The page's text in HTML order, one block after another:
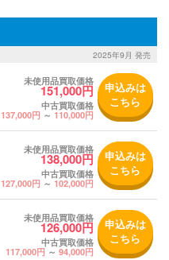
2025年9月 発売
未使用品買取価格
151,000円
中古買取価格
137,000円 ～110,000円
申込みは
こちら
未使用品買取価格
138,000円
中古買取価格
127,000円 ～102,000円
申込みは
こちら
未使用品買取価格
126,000円
中古買取価格
117,000円 ～94,000円
申込みは
こちら